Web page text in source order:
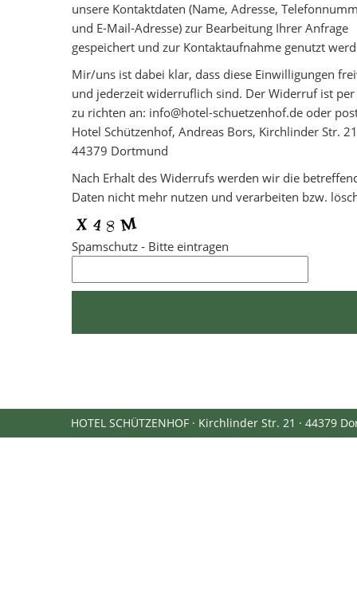
unsere Kontaktdaten (Name, Adresse,
und E-Mail-Adresse) zur Bearbeitung Ihrer Anfrage
gespeichert und zur Kontaktaufnahme genutzt
Mir/uns ist dabei klar, dass diese Einwilligungen
und jederzeit widerruflich sind. Der Widerruf ist per
zu richten an: info@hotel-schuetzenhof.de oder
Hotel Schützenhof, Andreas Bors, Kirchlinder Str.
44379 Dortmund
Nach Erhalt des Widerrufs werden wir die
Daten nicht mehr nutzen und verarbeiten bzw.
Spamschutz - Bitte eintragen
HOTEL SCHÜTZENHOF · Kirchlinder Str. 21 · 44379